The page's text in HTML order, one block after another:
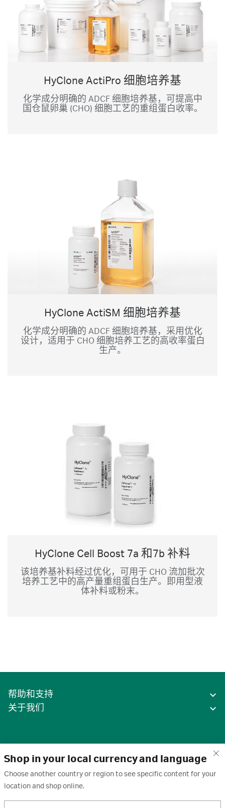
Shop in your local currency and language
Choose another country or region to see specific content for your
location and shop online.
HyClone ActiPro 细胞培养基
化学成分明确的 ADCF 细胞培养基，可提高中
国仓鼠卵巢 (CHO) 细胞工艺的重组蛋白收率。
HyClone ActiSM 细胞培养基
化学成分明确的 ADCF 细胞培养基，采用优化
设计，适用于 CHO 细胞培养工艺的高收率蛋白
生产。
HyClone Cell Boost 7a 和7b 补料
该培养基补料经过优化，可用于 CHO 流加批次
培养工艺中的高产量重组蛋白生产。即用型液
体补料或粉末。
帮助和支持
关于我们
中国